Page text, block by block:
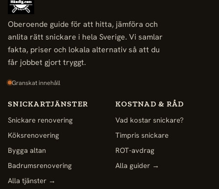
Oberoende guide för att hitta, jämföra och
anlita rätt snickare i hela Sverige. Vi samlar
fakta, priser och lokala alternativ så att du
får jobbet gjort tryggt.
Granskat innehåll
SNICKARTJÄNSTER
Snickare renovering
Köksrenovering
Bygga altan
Badrumsrenovering
Alla tjänster →
KOSTNAD & RÅD
Vad kostar snickare?
Timpris snickare
ROT-avdrag
Alla guider →